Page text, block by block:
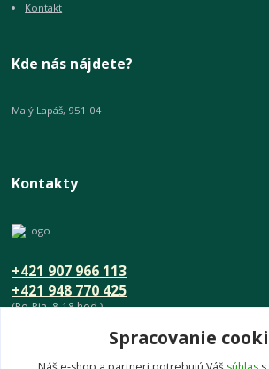
Kontakt
Kde nás nájdete?
Malý Lapáš, 951 04
Kontakty
+421 948 770 425
+421 907 966 113
(Po-Pia, 8-18 hod.)
info@umeniedomova.sk
Spracovanie